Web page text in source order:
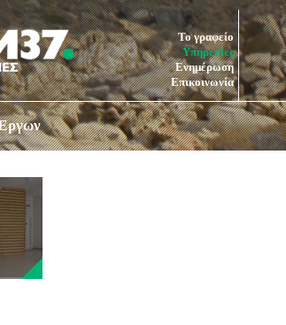
Το γραφείο
Υπηρεσίες
Ενημέρωση
Επικοινωνία